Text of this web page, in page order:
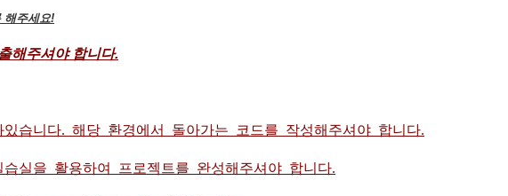
해주세요!
해주셔야 합니다.
습니다. 해당 환경에서 돌아가는 코드를 작성해주셔야 합니다.
실을 활용하여 프로젝트를 완성해주셔야 합니다.